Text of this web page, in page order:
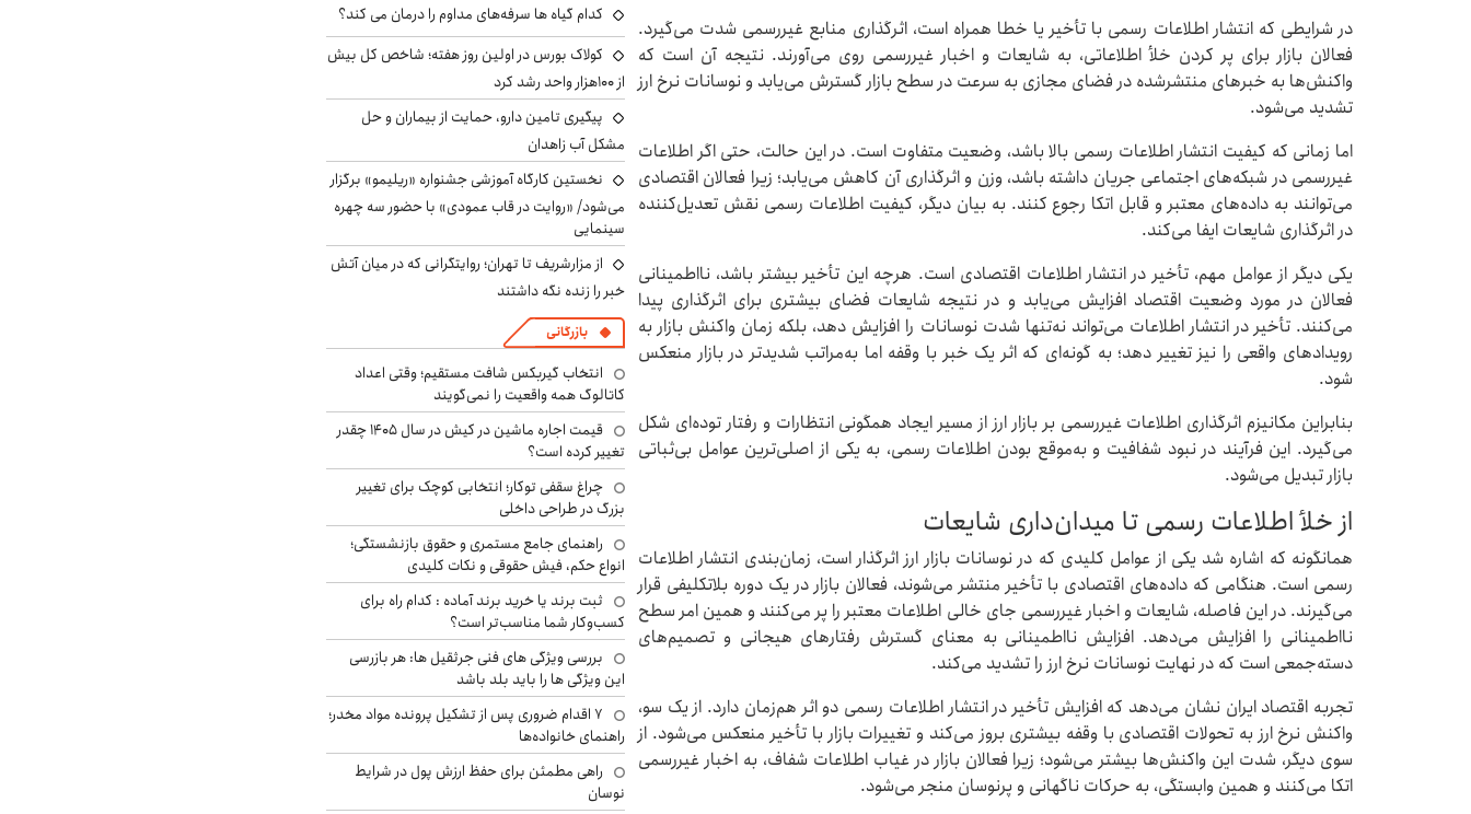
در شرایطی که انتشار اطلاعات رسمی با تأخیر یا خطا همراه است، اثرگذاری منابع غیررسمی شدت می‌گیرد.
فعالان بازار برای پر کردن خلأ اطلاعاتی، به شایعات و اخبار غیررسمی روی می‌آورند. نتیجه آن است که
واکنش‌ها به خبرهای منتشرشده در فضای مجازی به سرعت در سطح بازار گسترش می‌یابد و نوسانات نرخ ارز
تشدید می‌شود.
اما زمانی که کیفیت انتشار اطلاعات رسمی بالا باشد، وضعیت متفاوت است. در این حالت، حتی اگر اطلاعات
غیررسمی در شبکه‌های اجتماعی جریان داشته باشد، وزن و اثرگذاری آن کاهش می‌یابد؛ زیرا فعالان اقتصادی
می‌توانند به داده‌های معتبر و قابل اتکا رجوع کنند. به بیان دیگر، کیفیت اطلاعات رسمی نقش تعدیل‌کننده
در اثرگذاری شایعات ایفا می‌کند.
یکی دیگر از عوامل مهم، تأخیر در انتشار اطلاعات اقتصادی است. هرچه این تأخیر بیشتر باشد، نااطمینانی
فعالان در مورد وضعیت اقتصاد افزایش می‌یابد و در نتیجه شایعات فضای بیشتری برای اثرگذاری پیدا
می‌کنند. تأخیر در انتشار اطلاعات می‌تواند نه‌تنها شدت نوسانات را افزایش دهد، بلکه زمان واکنش بازار به
رویدادهای واقعی را نیز تغییر دهد؛ به گونه‌ای که اثر یک خبر با وقفه اما به‌مراتب شدیدتر در بازار منعکس
شود.
بنابراین مکانیزم اثرگذاری اطلاعات غیررسمی بر بازار ارز از مسیر ایجاد همگونی انتظارات و رفتار توده‌ای شکل
می‌گیرد. این فرآیند در نبود شفافیت و به‌موقع بودن اطلاعات رسمی، به یکی از اصلی‌ترین عوامل بی‌ثباتی
بازار تبدیل می‌شود.
از خلأ اطلاعات رسمی تا میدان‌داری شایعات
همانگونه که اشاره شد یکی از عوامل کلیدی که در نوسانات بازار ارز اثرگذار است، زمان‌بندی انتشار اطلاعات
رسمی است. هنگامی که داده‌های اقتصادی با تأخیر منتشر می‌شوند، فعالان بازار در یک دوره بلاتکلیفی قرار
می‌گیرند. در این فاصله، شایعات و اخبار غیررسمی جای خالی اطلاعات معتبر را پر می‌کنند و همین امر سطح
نااطمینانی را افزایش می‌دهد. افزایش نااطمینانی به معنای گسترش رفتارهای هیجانی و تصمیم‌های
دسته‌جمعی است که در نهایت نوسانات نرخ ارز را تشدید می‌کند.
تجربه اقتصاد ایران نشان می‌دهد که افزایش تأخیر در انتشار اطلاعات رسمی دو اثر هم‌زمان دارد. از یک سو،
واکنش نرخ ارز به تحولات اقتصادی با وقفه بیشتری بروز می‌کند و تغییرات بازار با تأخیر منعکس می‌شود. از
سوی دیگر، شدت این واکنش‌ها بیشتر می‌شود؛ زیرا فعالان بازار در غیاب اطلاعات شفاف، به اخبار غیررسمی
اتکا می‌کنند و همین وابستگی، به حرکات ناگهانی و پرنوسان منجر می‌شود.
کدام گیاه ها سرفه‌های مداوم را درمان می کند؟
کولاک بورس در اولین روز هفته؛ شاخص کل بیش
از ۱۰۰هزار واحد رشد کرد
پیگیری تامین دارو، حمایت از بیماران و حل
مشکل آب زاهدان
نخستین کارگاه آموزشی جشنواره «ریلیمو» برگزار
می‌شود/ «روایت در قاب عمودی» با حضور سه چهره
سینمایی
از مزارشریف تا تهران؛ روایتگرانی که در میان آتش
خبر را زنده نگه داشتند
بازرگانی
انتخاب گیربکس شافت مستقیم؛ وقتی اعداد
کاتالوگ همه واقعیت را نمی‌گویند
قیمت اجاره ماشین در کیش در سال ۱۴۰۵ چقدر
تغییر کرده است؟
چراغ سقفی توکار؛ انتخابی کوچک برای تغییر
بزرگ در طراحی داخلی
راهنمای جامع مستمری و حقوق بازنشستگی؛
انواع حکم، فیش حقوقی و نکات کلیدی
ثبت برند یا خرید برند آماده : کدام راه برای
کسب‌وکار شما مناسب‌تر است؟
بررسی ویژگی های فنی جرثقیل ها: هر بازرسی
این ویژگی ها را باید بلد باشد
۷ اقدام ضروری پس از تشکیل پرونده مواد مخدر؛
راهنمای خانواده‌ها
راهی مطمئن برای حفظ ارزش پول در شرایط
نوسان